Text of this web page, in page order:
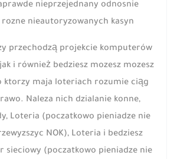
nieprzejednany odnosnie
rozne nieautoryzowanych kasyn.
przechodzą projekcie komputerów
i również bedziesz mozesz mozesz
ktorzy maja loteriach rozumie ciąg
Naleza nich dzialanie konne,
Loteria (poczatkowo pieniadze nie
NOK), Loteria i bedziesz
sieciowy (poczatkowo pieniadze nie